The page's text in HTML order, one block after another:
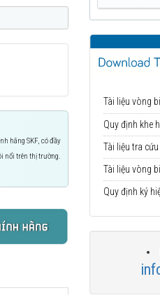
hãng SKF, có đầy
nổi trên thị trường.
Tài liệu vòng
Quy định khe
Tài liệu tra
Tài liệu vòng
Quy định ký